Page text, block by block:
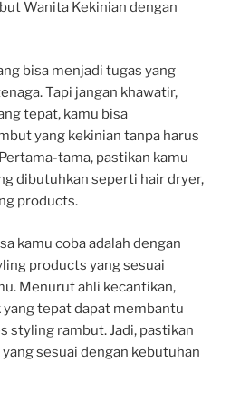
Wanita Kekinian dengan
bisa menjadi tugas yang
Tapi jangan khawatir,
tepat, kamu bisa
yang kekinian tanpa harus
tama, pastikan kamu
dibutuhkan seperti hair dryer,
products.
kamu coba adalah dengan
products yang sesuai
Menurut ahli kecantikan,
tepat dapat membantu
styling rambut. Jadi, pastikan
sesuai dengan kebutuhan